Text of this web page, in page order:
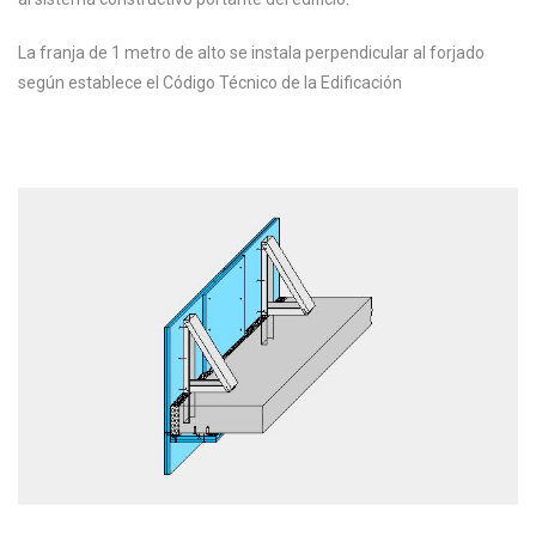
La franja de 1 metro de alto se instala perpendicular al forjado
según establece el Código Técnico de la Edificación